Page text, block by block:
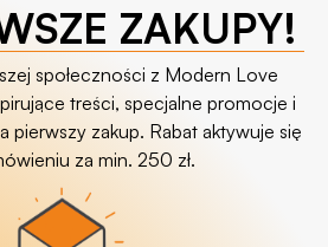
ZAKUPY!
społeczności z Modern Love
treści, specjalne promocje i
pierwszy zakup. Rabat aktywuje się
za min. 250 zł.